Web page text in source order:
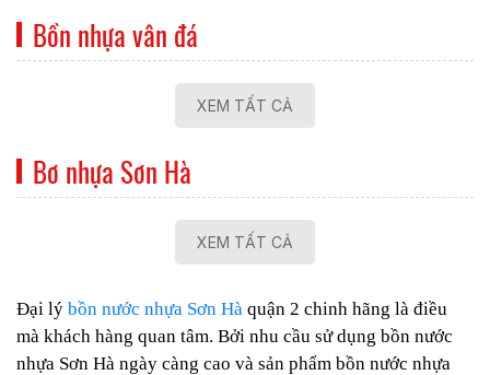
Bồn nhựa vân đá
XEM TẤT CẢ
Bơ nhựa Sơn Hà
XEM TẤT CẢ
Đại lý bồn nước nhựa Sơn Hà quận 2 chinh hãng là điều
mà khách hàng quan tâm. Bởi nhu cầu sử dụng bồn nước
nhựa Sơn Hà ngày càng cao và sản phẩm bồn nước nhựa